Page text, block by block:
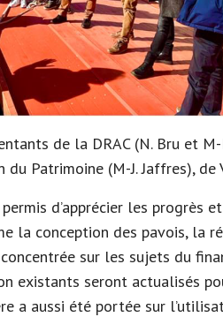
de la DRAC (N. Bru et
du Patrimoine (M-J. Jaffres),
d’apprécier les
la conception des pavois, la
concentrée sur les sujets du
existants seront actualisés
a aussi été portée sur